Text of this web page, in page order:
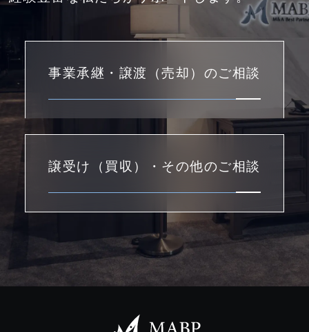
事業承継・譲渡（売却）のご相談
譲受け（買収）・その他のご相談